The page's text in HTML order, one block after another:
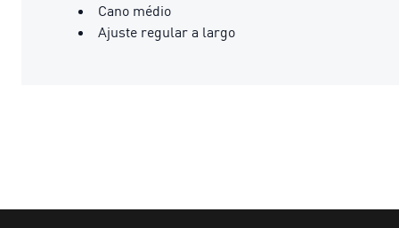
Cano médio
Ajuste regular a largo